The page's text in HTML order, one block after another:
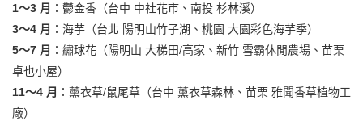
1～3 月 ：鬱金香（台中 中社花市、南投 杉林溪）
3～4 月 ：海芋（台北 陽明山竹子湖、桃園 大園彩色海芋季）
5～7 月 ：繡球花（陽明山 大梯田/高家、新竹 雪霸休閒農場、苗栗
卓也小屋）
11～4 月 ：薰衣草/鼠尾草（台中 薰衣草森林、苗栗 雅聞香草植物工
廠）